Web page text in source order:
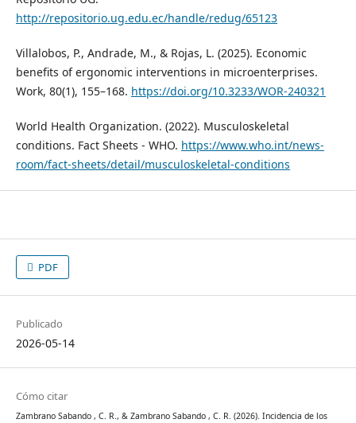
http://repositorio.ug.edu.ec/handle/redug/65123
Villalobos, P., Andrade, M., & Rojas, L. (2025). Economic
benefits of ergonomic interventions in microenterprises.
Work, 80(1), 155–168. https://doi.org/10.3233/WOR-240321
World Health Organization. (2022). Musculoskeletal
conditions. Fact Sheets - WHO. https://www.who.int/news-
room/fact-sheets/detail/musculoskeletal-conditions
PDF
Publicado
2026-05-14
Cómo citar
Zambrano Sabando , C. R., & Zambrano Sabando , C. R. (2026). Incidencia de los